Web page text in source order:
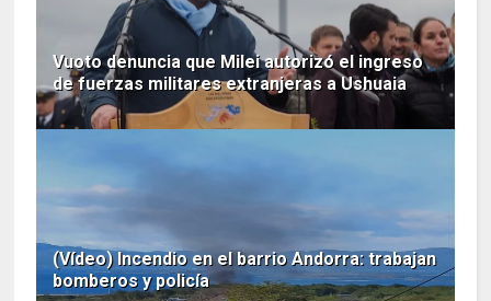
Vuoto denuncia que Milei autorizó el ingreso
de fuerzas militares extranjeras a Ushuaia
(Vídeo) Incendio en el barrio Andorra: trabajan
bomberos y policía